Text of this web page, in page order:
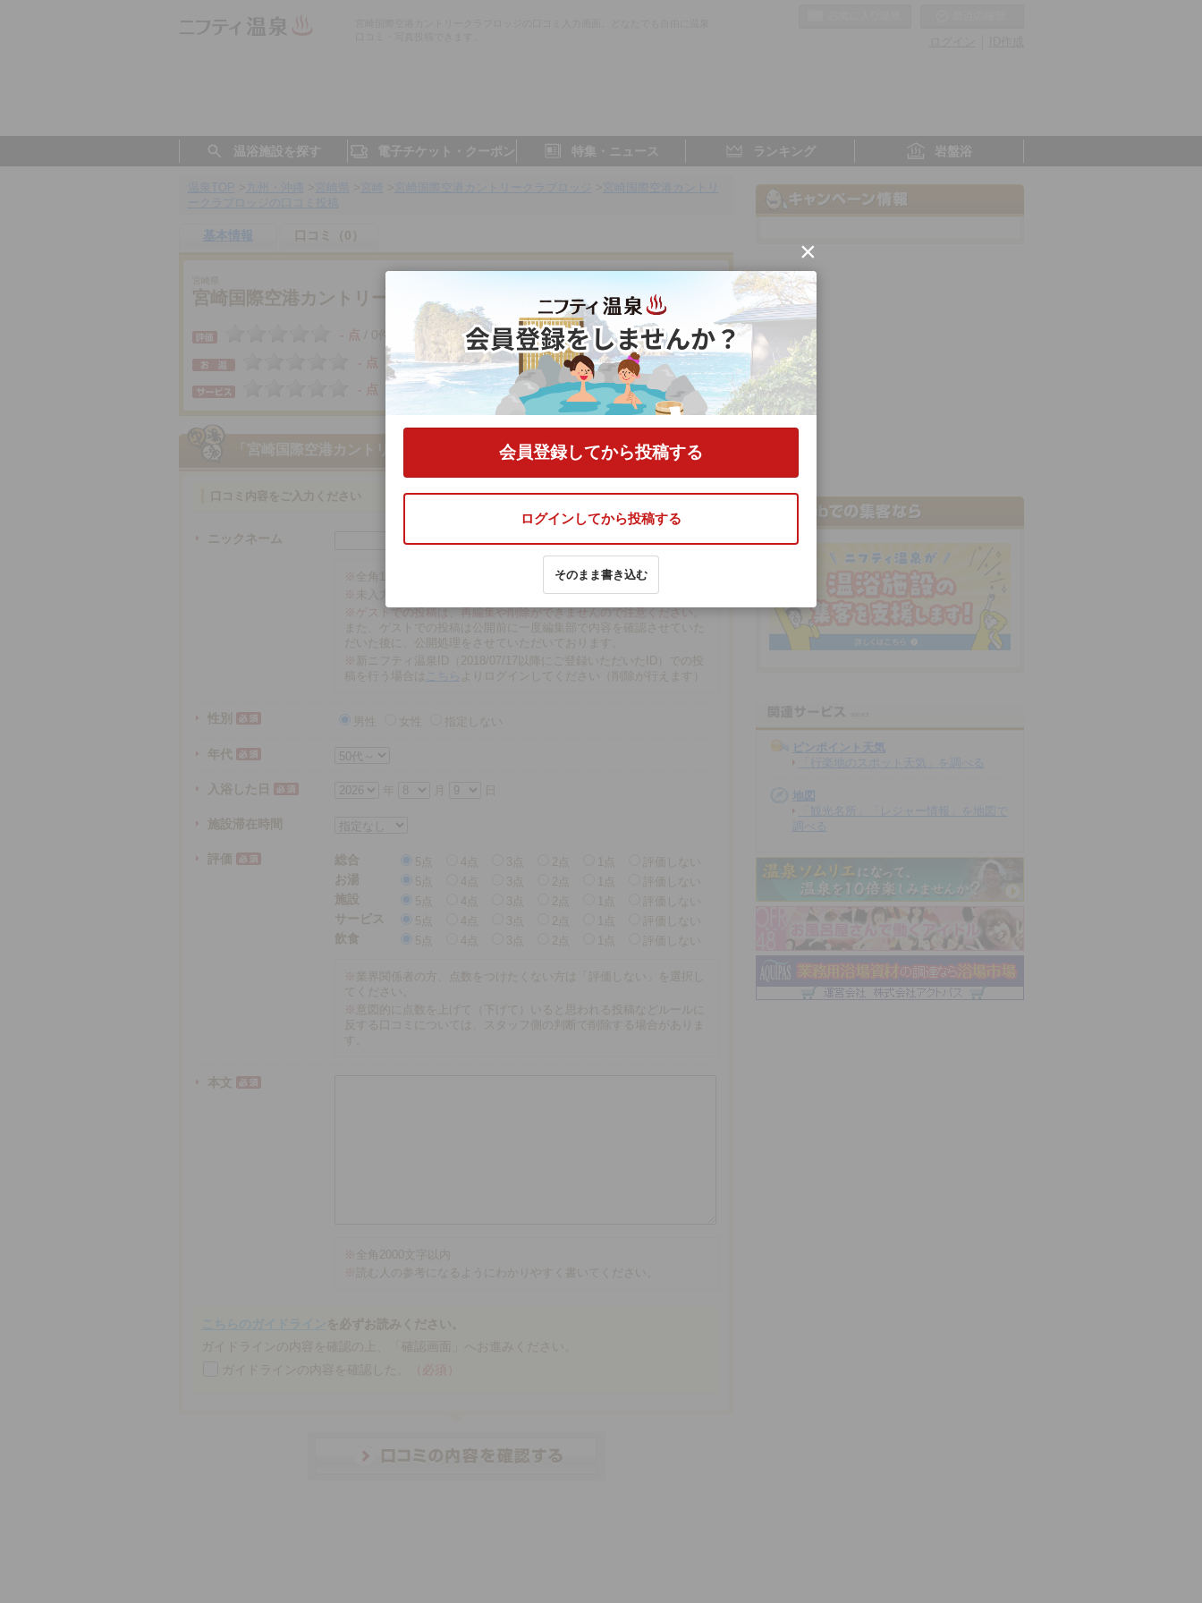
温浴施設を探す 電子チケット・クーポン 特集・ニュース ランキング 岩盤浴
基本情報 口コミ（0）
宮崎国際空港カントリークラブロッジ
- 点 / 0件 宮崎県／宮崎
- 点
- 点
- 点
- 点
「宮崎国際空港カントリークラブロッジ」の口コミをする
ニックネーム
※ 全角16文字以内
※ 未入力の場合、匿名で投稿されます。
※ゲストでの投稿は、再編集や削除ができませんので注意ください。
また、ゲストでの投稿は公開前に一度編集部で内容を確認させていた
だいた後に、公開処理をさせていただいております。
※ 新ニフティ温泉ID（2018/07/17以降にご登録いただいたID）での投
稿を行う場合は
こちら よりログインしてください（削除が行えます）
性別 男性 女性 指定しない
年代
入浴した日 年
施設滞在時間
評価 総合 5点 3点 2点 1点
評価しない
お湯
5点 3点 2点 1点
評価しない
施設
5点 3点 2点 1点
評価しない
サービス
5点 3点 2点 1点
評価しない
飲食
5点 3点 2点 1点 評価しない
※ 業界関係者の方、点数をつけたくない方は「評価しない」を選択し
てください。
※ 意図的に点数を上げて（下げて）いると思われる投稿などルールに
反する口コミについては、スタッフ側の判断で削除する場合がありま
本文
※ 全角2000文字以内
※ 読む人の参考になるようにわかりやすく書いてください。
（必須）
ピンポイント天気
「行楽地のスポット天気」を調べる
地図
「観光名所」「レジャー情報」を地図で
調べる
×
会員登録してから投稿する
ログインしてから投稿する
そのまま書き込む